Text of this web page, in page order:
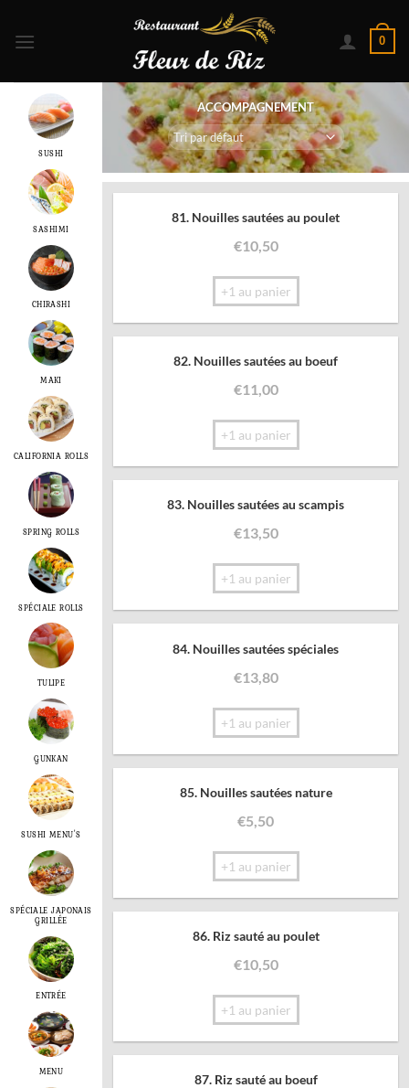
0
ACCOMPAGNEMENT
SUSHI
SASHIMI
CHIRASHI
MAKI
CALIFORNIA ROLLS
SPRING ROLLS
SPÉCIALE ROLLS
TULIPE
GUNKAN
SUSHI MENU'S
SPÉCIALE JAPONAIS
GRILLÉE
ENTRÉE
MENU
81. Nouilles sautées au poulet
€10,50
+1 au panier
82. Nouilles sautées au boeuf
€11,00
+1 au panier
83. Nouilles sautées au scampis
€13,50
+1 au panier
84. Nouilles sautées spéciales
€13,80
+1 au panier
85. Nouilles sautées nature
€5,50
+1 au panier
86. Riz sauté au poulet
€10,50
+1 au panier
87. Riz sauté au boeuf